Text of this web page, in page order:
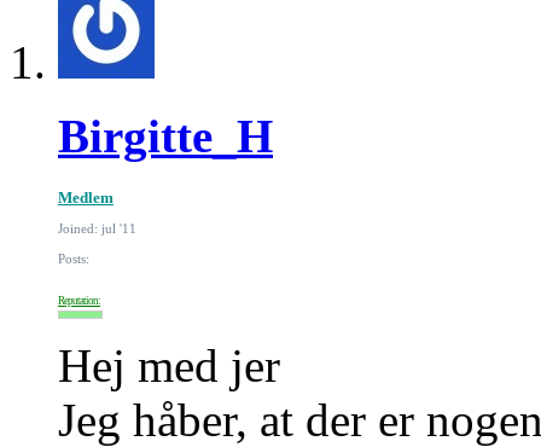
Birgitte_H
Medlem
Joined: jul '11
Posts:
Reputation:
Hej med jer
Jeg håber, at der er